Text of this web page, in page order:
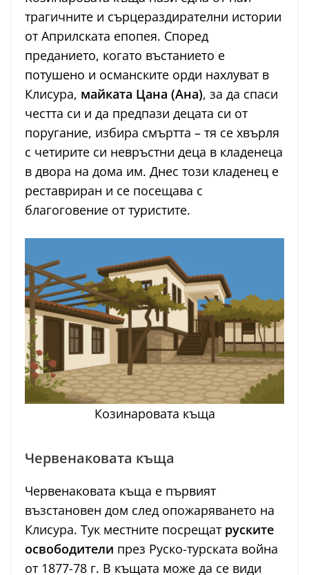
трагичните и сърцераздирателни истории
от Априлската епопея. Според
преданието, когато въстанието е
потушено и османските орди нахлуват в
Клисура, майката Цана (Ана), за да спаси
честта си и да предпази децата си от
поругание, избира смъртта – тя се хвърля
с четирите си невръстни деца в кладенеца
в двора на дома им. Днес този кладенец е
реставриран и се посещава с
благоговение от туристите.
Козинаровата къща
Червенаковата къща
Червенаковата къща е първият
възстановен дом след опожаряването на
Клисура. Тук местните посрещат руските
освободители през Руско-турската война
от 1877-78 г. В къщата може да се види